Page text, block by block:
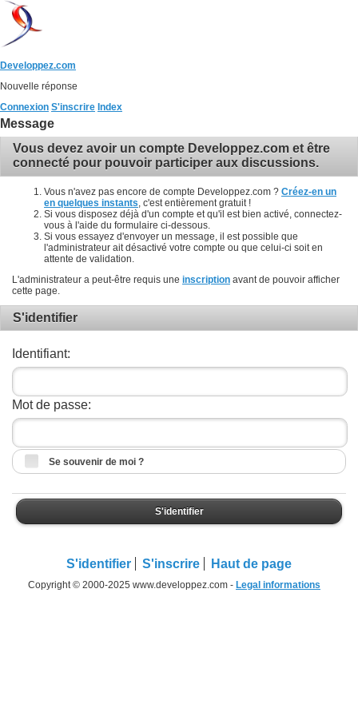
Developpez.com
Nouvelle réponse
Connexion S'inscrire Index
Message
Vous devez avoir un compte Developpez.com et être
connecté pour pouvoir participer aux discussions.
Vous n'avez pas encore de compte Developpez.com ? Créez-en un
en quelques instants , c'est entièrement gratuit !
Si vous disposez déjà d'un compte et qu'il est bien activé, connectez-
vous à l'aide du formulaire ci-dessous.
Si vous essayez d'envoyer un message, il est possible que
l'administrateur ait désactivé votre compte ou que celui-ci soit en
attente de validation.
L'administrateur a peut-être requis une inscription avant de pouvoir afficher
cette page.
S'identifier
Identifiant:
Mot de passe:
Se souvenir de moi ?
S'identifier
S'identifier S'inscrire Haut de page
Copyright © 2000-2025 www.developpez.com - Legal informations